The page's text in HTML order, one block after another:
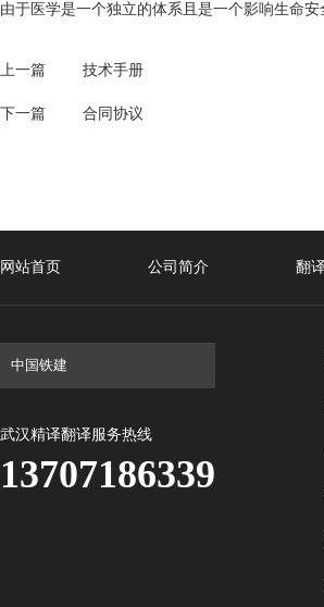
由于医学是一个独立的体系且是一个影响生命
上一篇 技术手册
下一篇 合同协议
网站首页 公司简介 翻
武汉精译翻译服务热线
13707186339